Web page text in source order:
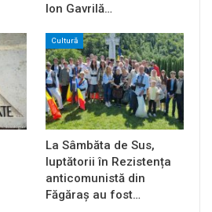
Ion Gavrilă…
Cultură
La Sâmbăta de Sus,
luptătorii în Rezistența
anticomunistă din
Făgăraș au fost…